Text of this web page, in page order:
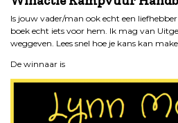
Is jouw vader/man ook echt een
boek echt iets voor hem. Ik mag van
weggeven. Lees snel hoe je kans kan
De winnaar is